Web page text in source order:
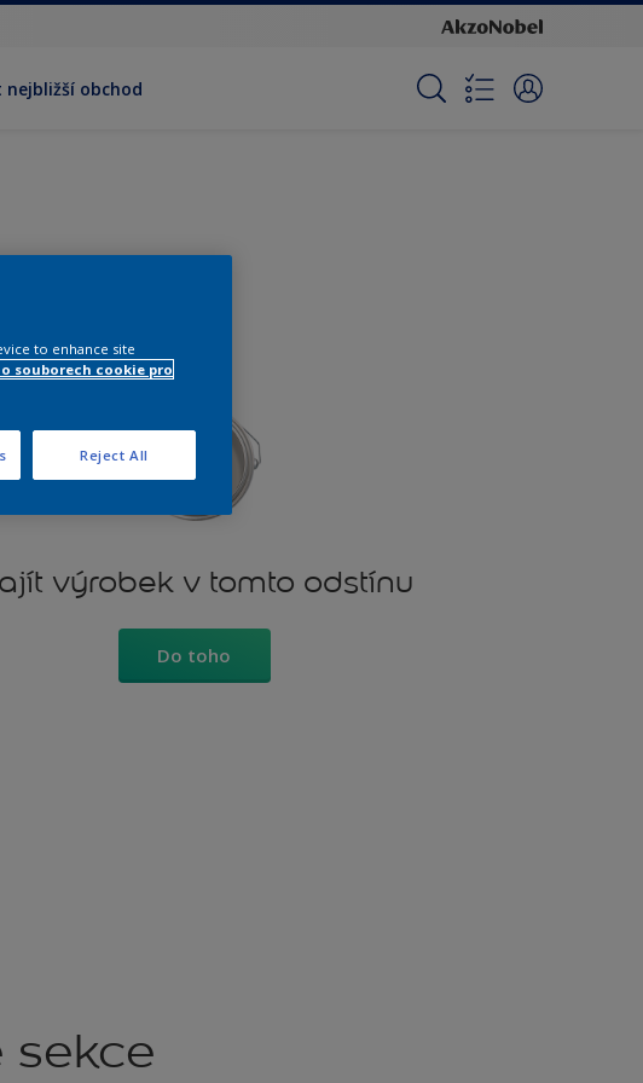
nejbližší obchod
výrobek v tomto odstínu
Do toho
to enhance site
souborech cookie pro
Reject All